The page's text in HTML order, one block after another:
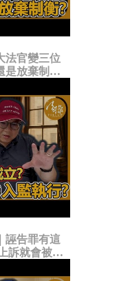
法官變三位
是放棄制衡
誣告罪有這
訴就會被